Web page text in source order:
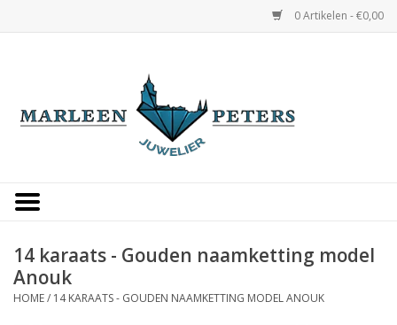
0 Artikelen - €0,00
Occasions
14 karaats - Gouden naamketting model
Anouk
HOME/ 14 KARAATS - GOUDEN NAAMKETTING MODEL ANOUK